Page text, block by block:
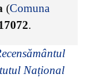
(Comuna
.
Național